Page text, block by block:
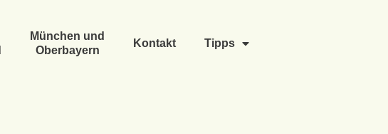
München und
Oberbayern
Kontakt Tipps